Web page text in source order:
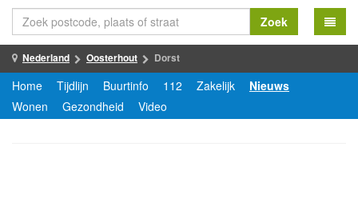
Zoek
Nederland Oosterhout Dorst
Home Tijdlijn Buurtinfo 112 Zakelijk
Nieuws
Wonen
Gezondheid Video